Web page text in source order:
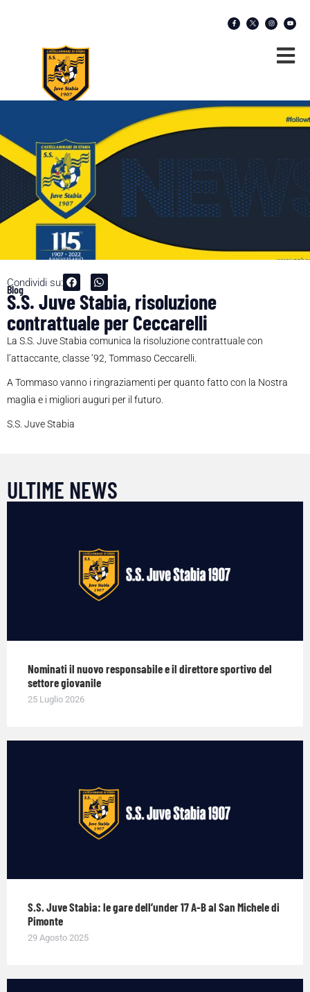
Condividi su:
Blog
S.S. Juve Stabia, risoluzione
contrattuale per Ceccarelli
La S.S. Juve Stabia comunica la risoluzione contrattuale con
l’attaccante, classe ‘92, Tommaso Ceccarelli.
A Tommaso vanno i ringraziamenti per quanto fatto con la Nostra
maglia e i migliori auguri per il futuro.
S.S. Juve Stabia
ULTIME NEWS
Nominati il nuovo responsabile e il direttore sportivo del
settore giovanile
25 Luglio 2026
S.S. Juve Stabia: le gare dell’under 17 A-B al San Michele di
Pimonte
29 Agosto 2025